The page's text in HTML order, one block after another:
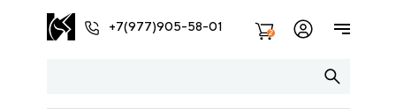
+7(977)905-58-01 2